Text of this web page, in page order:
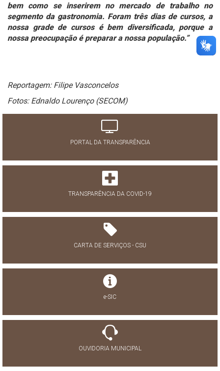
bem como se inserirem no mercado de trabalho no
segmento da gastronomia. Foram três dias de cursos, a
nossa grade de cursos é bem diversificada, porque a
nossa preocupação é preparar a nossa população.”
Reportagem: Filipe Vasconcelos
Fotos: Ednaldo Lourenço (SECOM)
PORTAL DA TRANSPARÊNCIA
TRANSPARÊNCIA DA COVID-19
CARTA DE SERVIÇOS - CSU
e-SIC
OUVIDORIA MUNICIPAL